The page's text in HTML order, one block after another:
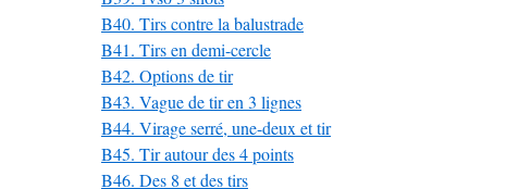
B40. Tirs contre la balustrade
B41. Tirs en demi-cercle
B42. Options de tir
B43. Vague de tir en 3 lignes
B44. Virage serré, une-deux et tir
B45. Tir autour des 4 points
B46. Des 8 et des tirs